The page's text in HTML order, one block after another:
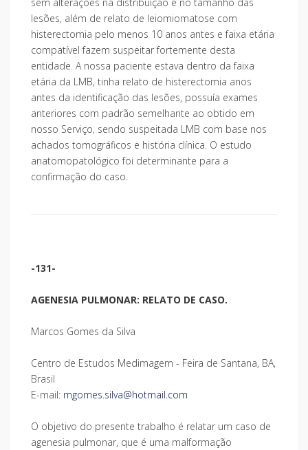
lesões, além de relato de leiomiomatose com
histerectomia pelo menos 10 anos antes e faixa etária
compatível fazem suspeitar fortemente desta
entidade. A nossa paciente estava dentro da faixa
etária da LMB, tinha relato de histerectomia anos
antes da identificação das lesões, possuía exames
anteriores com padrão semelhante ao obtido em
nosso Serviço, sendo suspeitada LMB com base nos
achados tomográficos e história clínica. O estudo
anatomopatológico foi determinante para a
confirmação do caso.
-131-
AGENESIA PULMONAR: RELATO DE CASO.
Marcos Gomes da Silva
Centro de Estudos Medimagem - Feira de Santana, BA,
Brasil
E-mail: mgomes.silva@hotmail.com
O objetivo do presente trabalho é relatar um caso de
agenesia pulmonar, que é uma malformação